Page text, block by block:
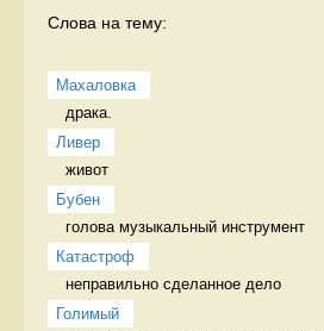
Слова на тему:
Махаловка
драка.
Ливер
живот
Бубен
голова музыкальный инструмент
Катастроф
неправильно сделанное дело
Голимый